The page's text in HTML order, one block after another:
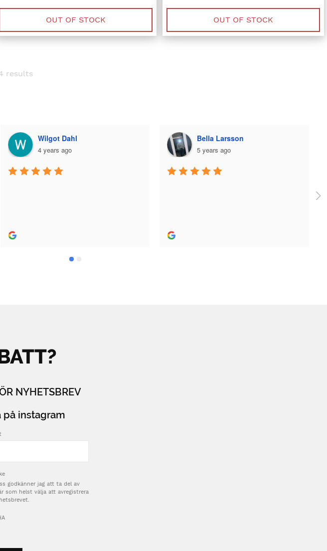
was:
899 kr.
is:
449.50 kr.
OUT OF STOCK
was:
599 kr.
is:
299.50 kr.
OUT OF STOCK
results
Bella Larsson
5 years ago
Plazmo
5 years ago
NYHETSBREV
på instagram
godkänner jag att ta del av
som helst välja att avregistrera